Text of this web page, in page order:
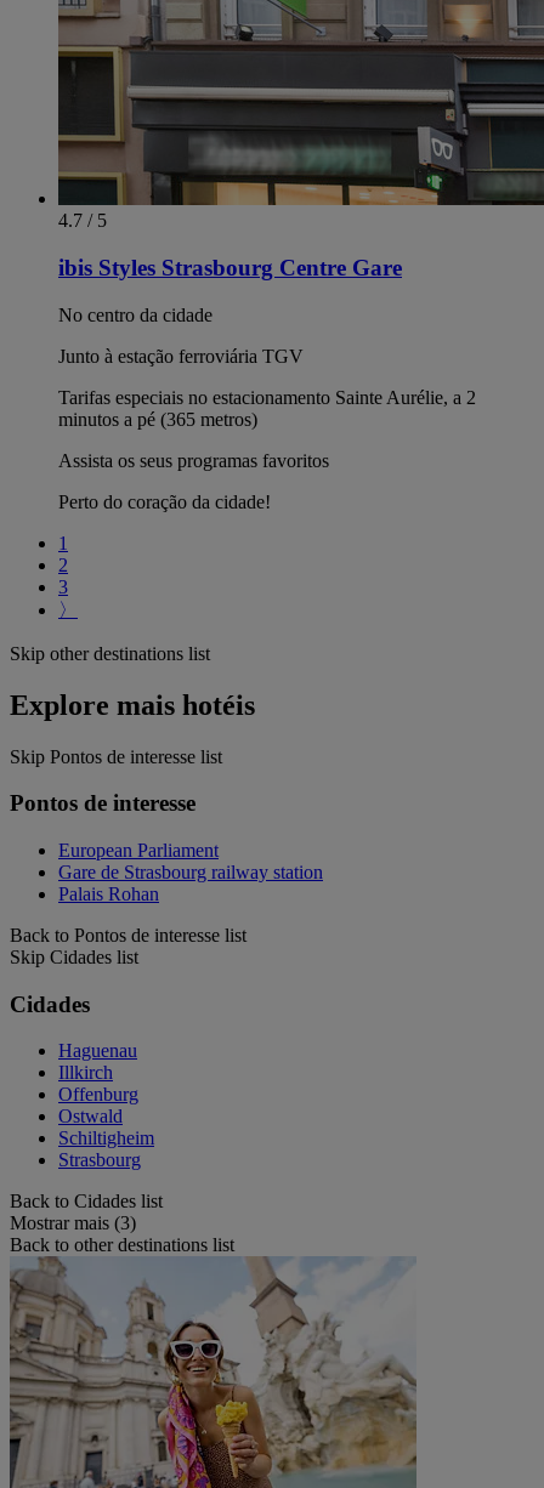
4.7 / 5
ibis Styles Strasbourg Centre Gare
No centro da cidade
Junto à estação ferroviária TGV
Tarifas especiais no estacionamento Sainte Aurélie, a 2
minutos a pé (365 metros)
Assista os seus programas favoritos
Perto do coração da cidade!
1
2
3
〉
Skip other destinations list
Explore mais hotéis
Skip Pontos de interesse list
Pontos de interesse
European Parliament
Gare de Strasbourg railway station
Palais Rohan
Back to Pontos de interesse list
Skip Cidades list
Cidades
Haguenau
Illkirch
Offenburg
Ostwald
Schiltigheim
Strasbourg
Back to Cidades list
Mostrar mais (3)
Back to other destinations list